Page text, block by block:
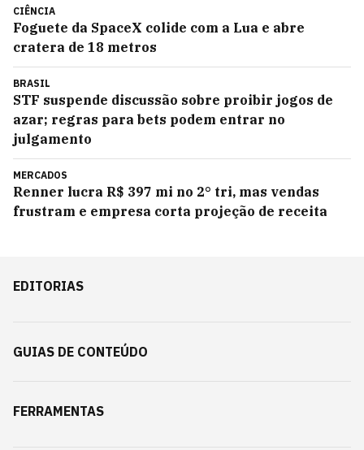
CIÊNCIA
Foguete da SpaceX colide com a Lua e abre
cratera de 18 metros
BRASIL
STF suspende discussão sobre proibir jogos de
azar; regras para bets podem entrar no
julgamento
MERCADOS
Renner lucra R$ 397 mi no 2° tri, mas vendas
frustram e empresa corta projeção de receita
EDITORIAS
GUIAS DE CONTEÚDO
FERRAMENTAS